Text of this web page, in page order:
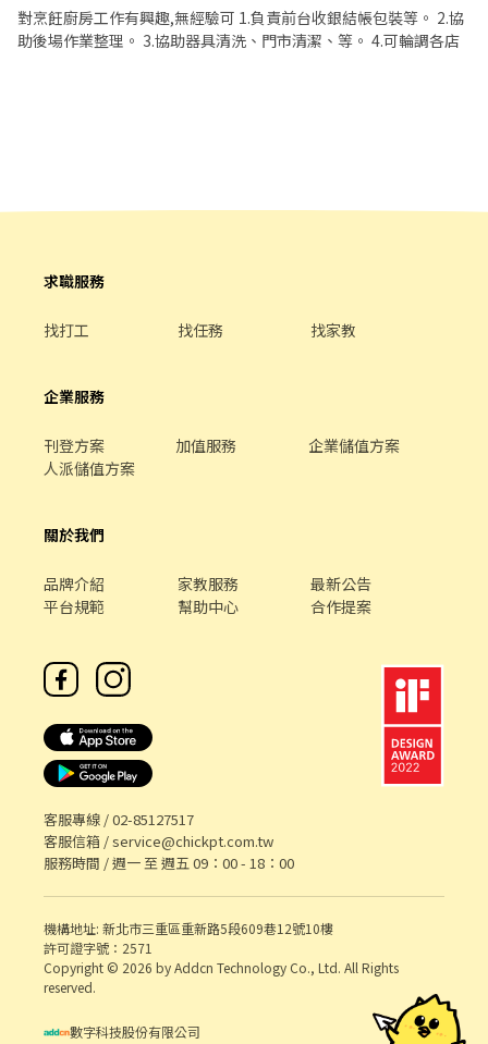
對烹飪廚房工作有興趣,無經驗可 1.負責前台收銀結帳包裝等。 2.協
助後場作業整理。 3.協助器具清洗、門市清潔、等。 4.可輪調各店
求職服務
找打工 找任務 找家教
企業服務
刊登方案 加值服務
企業儲值方案
人派儲值方案
關於我們
品牌介紹 家教服務
最新公告
平台規範
幫助中心 合作提案
客服專線 /02-85127517
客服信箱 /service@chickpt.com.tw
服務時間 / 週一 至 週五 09：00 - 18：00
機構地址: 新北市三重區重新路5段609巷12號10樓
許可證字號：2571
Copyright © 2026 by Addcn Technology Co., Ltd. All Rights
reserved.
數字科技股份有限公司